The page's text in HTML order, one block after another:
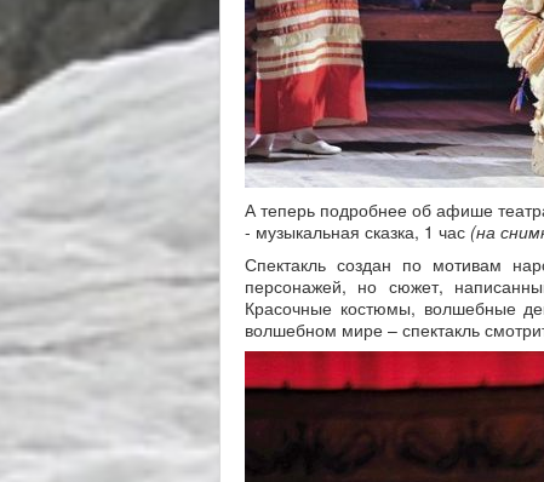
А теперь подробнее об афише
- музыкальная сказка, 1 час (на
Спектакль создан по мотивам
персонажей, но сюжет,
Красочные костюмы, волшебные
волшебном мире – спектакль